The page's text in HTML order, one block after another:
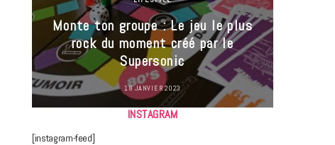
Monte ton groupe : Le jeu le plus
rock du moment créé par le
Supersonic
18 JANVIER 2023
INSTAGRAM
[instagram-feed]